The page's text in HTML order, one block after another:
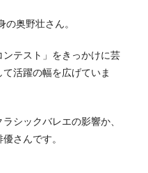
奥野壮さん。
ンテスト」をきっかけに芸
活躍の幅を広げていま
シックバレエの影響か、
さんです。